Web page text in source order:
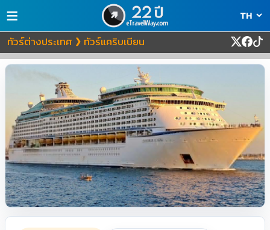
≡
ทัวร์ต่างประเทศ ❯ ทัวร์แคริบเบียน